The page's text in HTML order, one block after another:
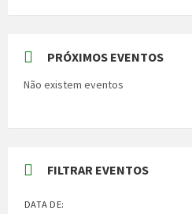
PRÓXIMOS EVENTOS
Não existem eventos
FILTRAR EVENTOS
DATA DE: